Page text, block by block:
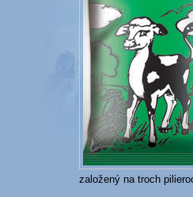
založený na troch